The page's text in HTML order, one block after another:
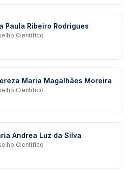
Paula Ribeiro Rodrigues
Científico
Maria Magalhães Moreira
Científico
Andrea Luz da Silva
Científico